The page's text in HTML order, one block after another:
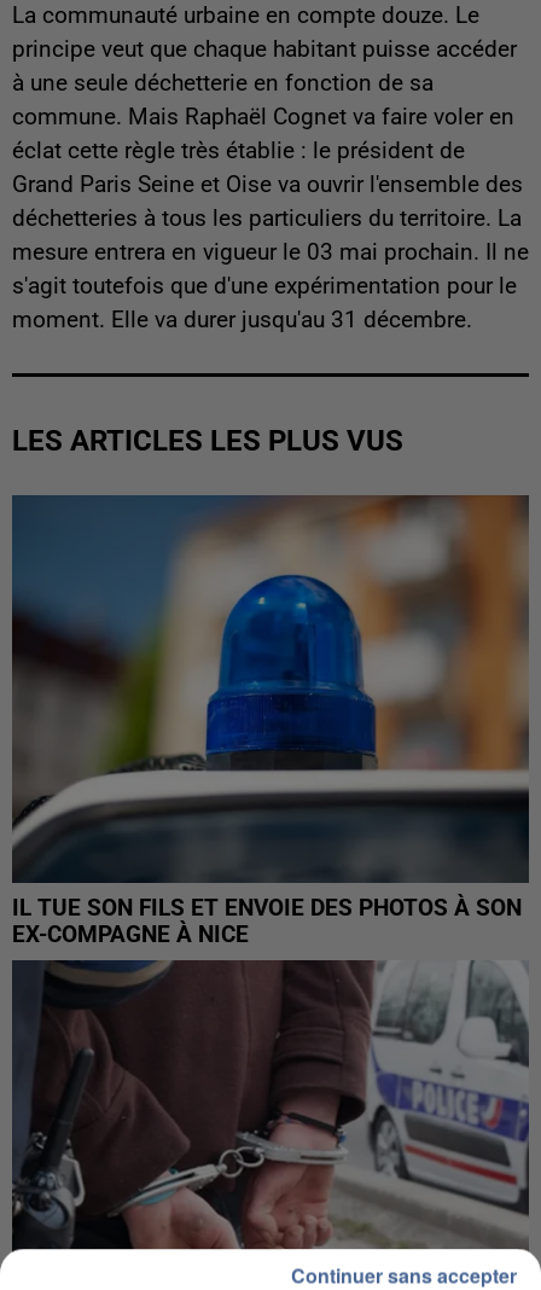
La communauté urbaine en compte douze. Le
principe veut que chaque habitant puisse accéder
à une seule déchetterie en fonction de sa
commune. Mais Raphaël Cognet va faire voler en
éclat cette règle très établie : le président de
Grand Paris Seine et Oise va ouvrir l'ensemble des
déchetteries à tous les particuliers du territoire. La
mesure entrera en vigueur le 03 mai prochain. Il ne
s'agit toutefois que d'une expérimentation pour le
moment. Elle va durer jusqu'au 31 décembre.
LES ARTICLES LES PLUS VUS
IL TUE SON FILS ET ENVOIE DES PHOTOS À SON
EX-COMPAGNE À NICE
Continuer sans accepter